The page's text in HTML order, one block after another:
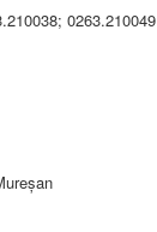
0263.210049